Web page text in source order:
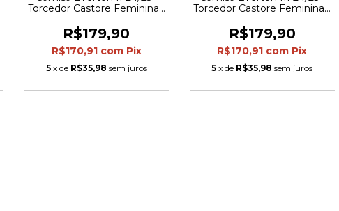
Torcedor Castore Feminina -
amarelo
R$179,90
R$170,91 com Pix
5 x de R$35,98 sem juros
Torcedor Castore Feminina -
R$179,90
R$170,91 com Pix
5 x de R$35,98 sem juros